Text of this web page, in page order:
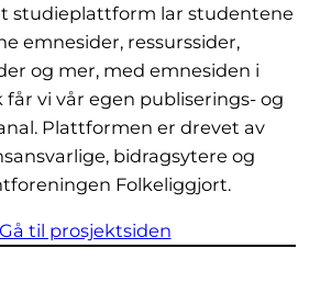
studieplattform lar studentene
emnesider, ressurssider,
og mer, med emnesiden i
får vi vår egen publiserings- og
Plattformen er drevet av
bidragsytere og
Folkeliggjort.
Gå til prosjektsiden